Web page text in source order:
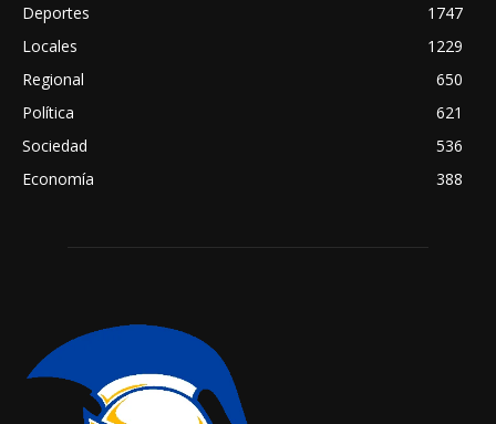
Deportes
1747
Locales
1229
Regional
650
Política
621
Sociedad
536
Economía
388